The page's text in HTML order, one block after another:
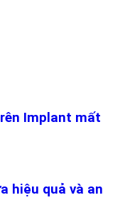
Implant mất
hiệu quả và an